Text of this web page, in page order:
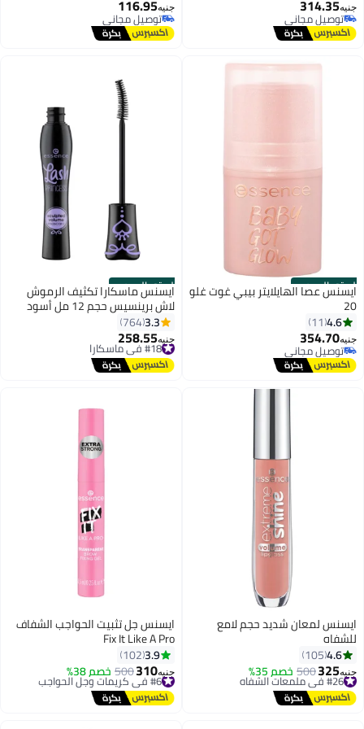
2
جنيه314.35
توصيل مجاني
توصيل مجاني
جنيه116.95
توصيل مجاني
توصيل مجاني
الستور الرسمي
ايسنس عصا الهايلايتر بيبي غوت غلو
20
4.6
11
جنيه354.70
توصيل مجاني
توصيل مجاني
الستور الرسمي
2
ايسنس ماسكارا تكثيف الرموش
لاش برينسيس حجم 12 مل أسود
3.3
764
جنيه258.55
#18 في ماسكارا
توصيل مجاني
#18 في ماسكارا
ايسنس لمعان شديد حجم لامع
للشفاه
4.6
105
جنيه325
500 خصم 35% #26 في ملمعات الشفاه
توصيل مجاني
#26 في ملمعات الشفاه
ايسنس جل تثبيت الحواجب الشفاف
Fix It Like A Pro
3.9
102
جنيه310
500 خصم 38% #6 في كريمات وجل الحواجب
توصيل مجاني
#6 في كريمات وجل الحواجب